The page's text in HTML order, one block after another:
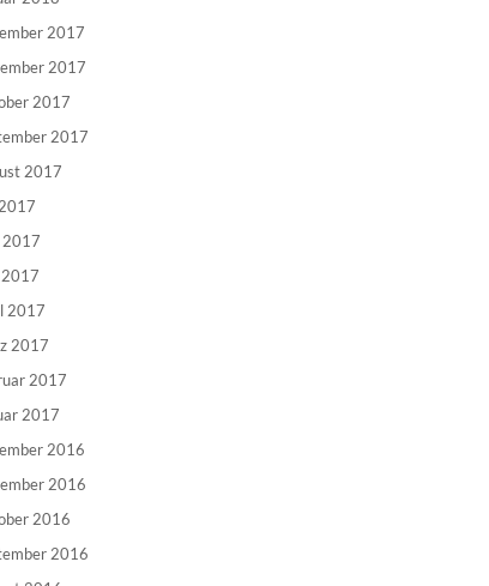
2017
2017
2017
2017
2017
2017
2017
2017
2017
2017
2016
2016
2016
2016